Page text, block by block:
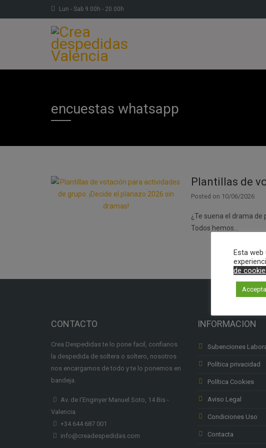
Lun - Sab 9.00h - 20.00h
encuestas whatsapp
Plantillas de
Posted on 10/06/2026
¿Te suena el drama de
Todos hemos…
CONTACTO
Crea Despedidas te lo pone facil, confianos
la despedida de soltera o soltero, nosotros
nos encargamos de todo y te lo ponemos en
bandeja.
Av. de I'Enginyer Manuel Soto, 14 Bis -
Valencia
+34 644 687 001
info@creadespedidas.com
INFORMACION
Subenciones
Política privacidad
Política Cookies
Aviso Legal
Condiciones Uso
Contacta
Esta
de